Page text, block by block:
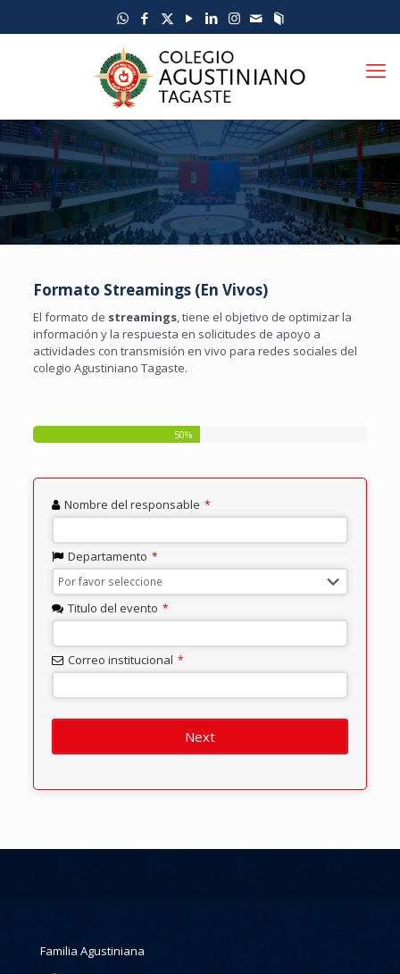
Formato Streamings (En Vivos)
El formato de streamings, tiene el objetivo de optimizar la
información y la respuesta en solicitudes de apoyo a
actividades con transmisión en vivo para redes sociales del
colegio Agustiniano Tagaste.
50%
Nombre del responsable *
Departamento *
Titulo del evento *
Correo institucional *
Next
Familia Agustiniana